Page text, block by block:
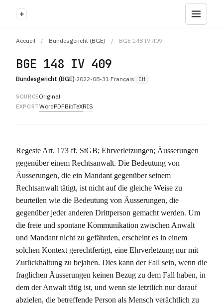
+
Accueil / Bundesgericht (BGE) / BGE 148 IV 409
BGE 148 IV 409
Bundesgericht (BGE)·2022-08-31·Français CH
SOURCEOriginal
EXPORTWordPDFBibTeXRIS
Regeste Art. 173 ff. StGB; Ehrverletzungen; Äusserungen
gegenüber einem Rechtsanwalt. Die Bedeutung von
Äusserungen, die ein Mandant gegenüber seinem
Rechtsanwalt tätigt, ist nicht auf die gleiche Weise zu
beurteilen wie die Bedeutung von Äusserungen, die
gegenüber jeder anderen Drittperson gemacht werden. Um
die freie und spontane Kommunikation zwischen Anwalt
und Mandant nicht zu gefährden, erscheint es in einem
solchen Kontext gerechtfertigt, eine Ehrverletzung nur mit
Zurückhaltung zu bejahen. Dies kann der Fall sein, wenn die
fraglichen Äusserungen keinen Bezug zu dem Fall haben, in
dem der Anwalt tätig ist, und wenn sie letztlich nur darauf
abzielen, die betreffende Person als Mensch verächtlich zu